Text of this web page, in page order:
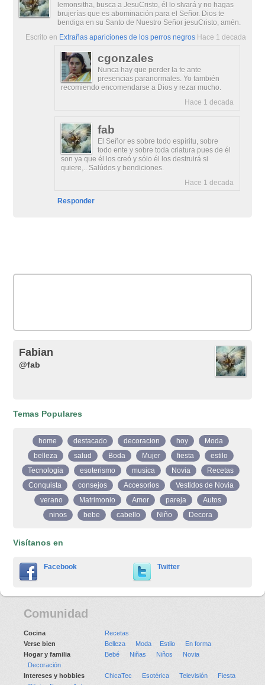
lemonsitha, busca a JesuCristo, él lo slvará y no hagas
brujerías que es abominación para el Señor. Dios te
bendiga en su Santo de Nuestro Señor jesuCristo, amén.
Escrito en Extrañas apariciones de los perros negrosHace 1 decada
cgonzales
Nunca hay que perder la fe ante
presencias paranormales. Yo también
recomiendo encomendarse a Dios y rezar mucho.
Hace 1 decada
fab
El Señor es sobre todo espíritu, sobre
todo ente y sobre toda criatura pues de él
son ya que él los creó y sólo él los destruirá si
quiere,.. Salúdos y bendiciones.
Hace 1 decada
Responder
Fabian
@fab
Temas Populares
home destacado decoracion hoy
Moda
belleza
salud Boda Mujer fiesta
estilo
Tecnologia
esoterismo musica Novia
Recetas
Conquista
consejos Accesorios
Vestidos de Novia
verano
Matrimonio Amor pareja
Autos
ninos
bebe cabello Niño Decora
Visítanos en
Facebook Twitter
Comunidad
Cocina
Recetas
Verse bien
Belleza Moda Estilo
En forma
Hogar y familia
Bebé Niñas Niños
Novia
Decoración
Intereses y hobbies
ChicaTec Esotérica Televisión
Fiesta